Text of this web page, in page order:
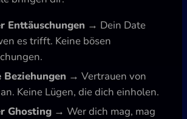
Enttäuschungen → Dein Date
es trifft. Keine bösen
Beziehungen → Vertrauen von
Keine Lügen, die dich einholen.
Ghosting → Wer dich mag, mag